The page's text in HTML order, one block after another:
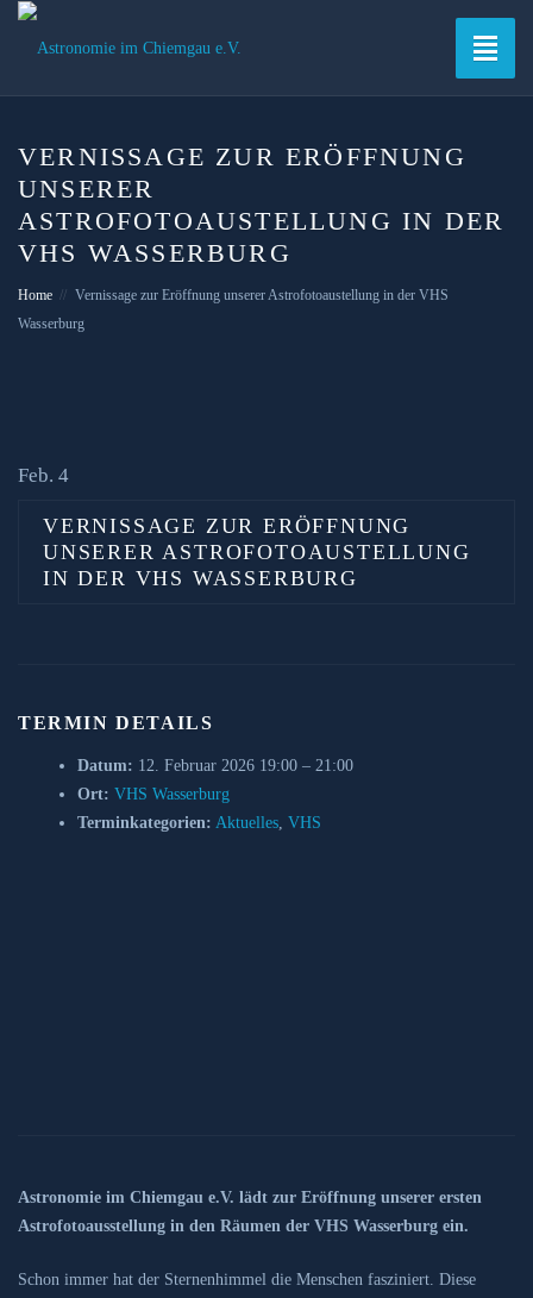
Toggle
VERNISSAGE ZUR ERÖFFNUNG
UNSERER
ASTROFOTOAUSTELLUNG IN DER
VHS WASSERBURG
Home
Vernissage zur Eröffnung unserer Astrofotoaustellung in der VHS
Wasserburg
Feb. 4
VERNISSAGE ZUR ERÖFFNUNG
UNSERER ASTROFOTOAUSTELLUNG
IN DER VHS WASSERBURG
TERMIN DETAILS
Datum: 12. Februar 2026 19:00 – 21:00
Ort: VHS Wasserburg
Terminkategorien: Aktuelles, VHS
Astronomie im Chiemgau e.V. lädt zur Eröffnung unserer ersten
Astrofotoausstellung in den Räumen der VHS Wasserburg ein.
Schon immer hat der Sternenhimmel die Menschen fasziniert. Diese